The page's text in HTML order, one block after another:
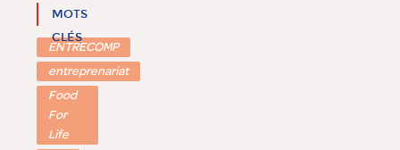
MOTS
CLÉS
ENTRECOMP
entreprenariat
Food
For
Life